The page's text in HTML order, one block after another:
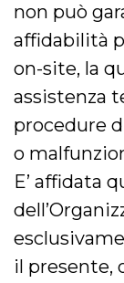
non può
affidabilità
on-site, la
assistenza
procedure
o
E’ affidata
il presente,